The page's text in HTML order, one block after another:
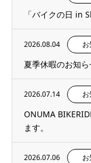
「バイクの日 in
2026.08.04
夏季休暇のお知
2026.07.14
ONUMA
ます。
2026.07.06